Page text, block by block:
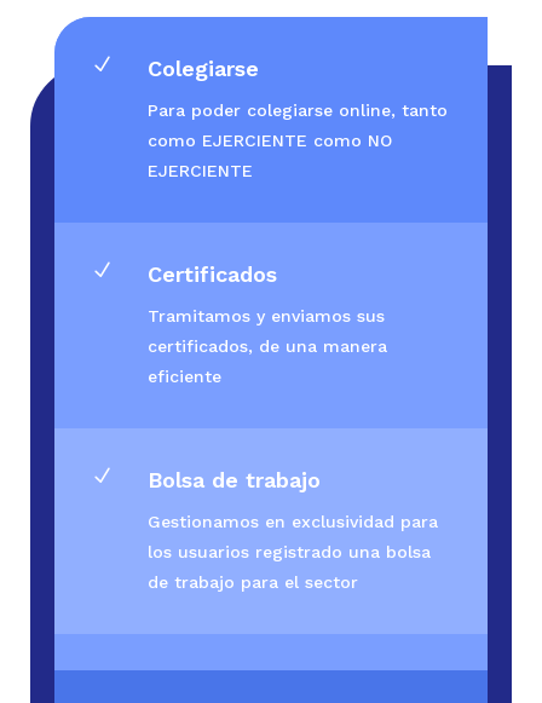
N Colegiarse
Para poder colegiarse online, tanto
como EJERCIENTE como NO
EJERCIENTE
N Certificados
Tramitamos y enviamos sus
certificados, de una manera
eficiente
N Bolsa de trabajo
Gestionamos en exclusividad para
los usuarios registrado una bolsa
de trabajo para el sector